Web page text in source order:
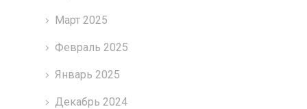
Март 2025
Февраль 2025
Январь 2025
Декабрь 2024